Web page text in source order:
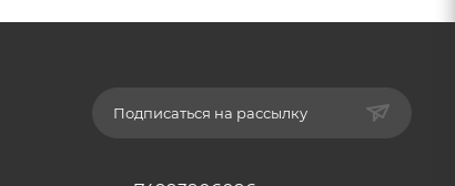
Подписаться на рассылку